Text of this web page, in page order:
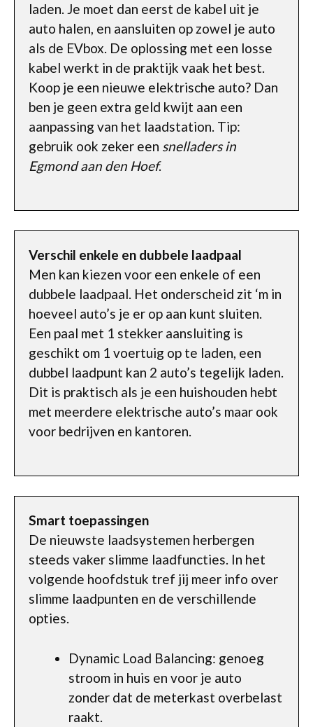
laden. Je moet dan eerst de kabel uit je
auto halen, en aansluiten op zowel je auto
als de EVbox. De oplossing met een losse
kabel werkt in de praktijk vaak het best.
Koop je een nieuwe elektrische auto? Dan
ben je geen extra geld kwijt aan een
aanpassing van het laadstation. Tip:
gebruik ook zeker een snelladers in
Egmond aan den Hoef.
Verschil enkele en dubbele laadpaal
Men kan kiezen voor een enkele of een
dubbele laadpaal. Het onderscheid zit ‘m in
hoeveel auto’s je er op aan kunt sluiten.
Een paal met 1 stekker aansluiting is
geschikt om 1 voertuig op te laden, een
dubbel laadpunt kan 2 auto’s tegelijk laden.
Dit is praktisch als je een huishouden hebt
met meerdere elektrische auto’s maar ook
voor bedrijven en kantoren.
Smart toepassingen
De nieuwste laadsystemen herbergen
steeds vaker slimme laadfuncties. In het
volgende hoofdstuk tref jij meer info over
slimme laadpunten en de verschillende
opties.
Dynamic Load Balancing: genoeg
stroom in huis en voor je auto
zonder dat de meterkast overbelast
raakt.